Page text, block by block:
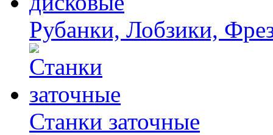
Рубанки, Лобзики,
Станки заточные